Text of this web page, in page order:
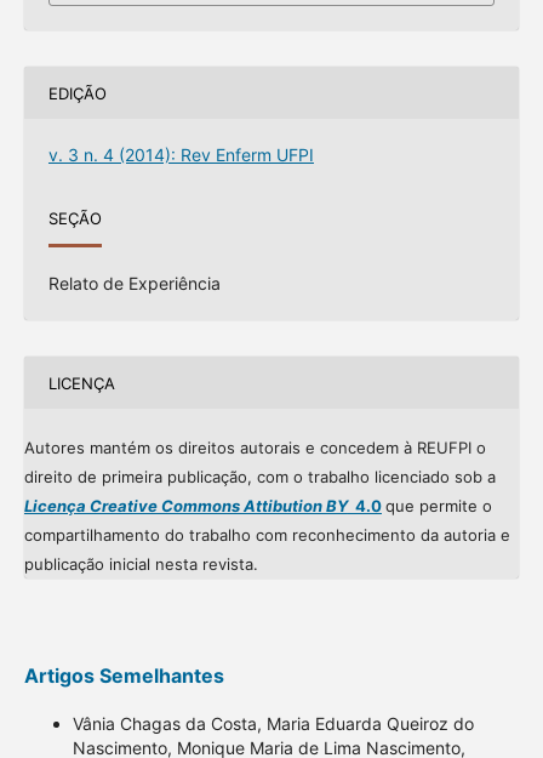
EDIÇÃO
v. 3 n. 4 (2014): Rev Enferm UFPI
SEÇÃO
Relato de Experiência
LICENÇA
Autores mantém os direitos autorais e concedem à REUFPI o
direito de primeira publicação, com o trabalho licenciado sob a
Licença Creative Commons Attibution BY4.0que permite o
compartilhamento do trabalho com reconhecimento da autoria e
publicação inicial nesta revista.
Artigos Semelhantes
Vânia Chagas da Costa, Maria Eduarda Queiroz do
Nascimento, Monique Maria de Lima Nascimento,